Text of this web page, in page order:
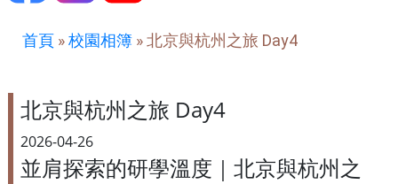
首頁 »校園相簿 »北京與杭州之旅 Day4
北京與杭州之旅 Day4
2026-04-26
並肩探索的研學溫度｜北京與杭州之